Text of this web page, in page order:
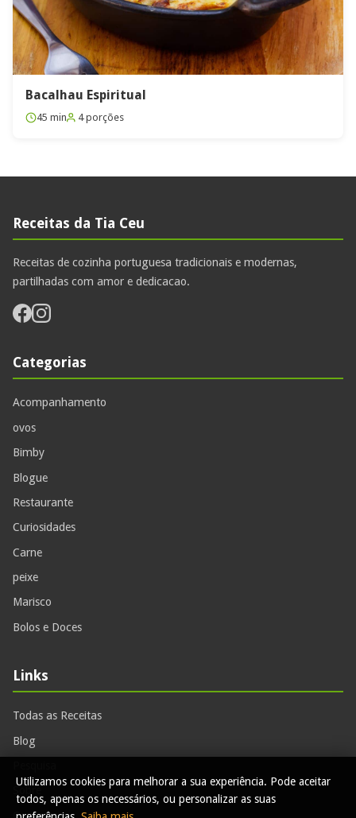
Bacalhau Espiritual
45 min 4 porções
Receitas da Tia Ceu
Receitas de cozinha portuguesa tradicionais e modernas,
partilhadas com amor e dedicacao.
Categorias
Acompanhamento
ovos
Bimby
Blogue
Restaurante
Curiosidades
Carne
peixe
Marisco
Bolos e Doces
Links
Todas as Receitas
Blog
Contactos
Utilizamos cookies para melhorar a sua experiência. Pode aceitar
todos, apenas os necessários, ou personalizar as suas